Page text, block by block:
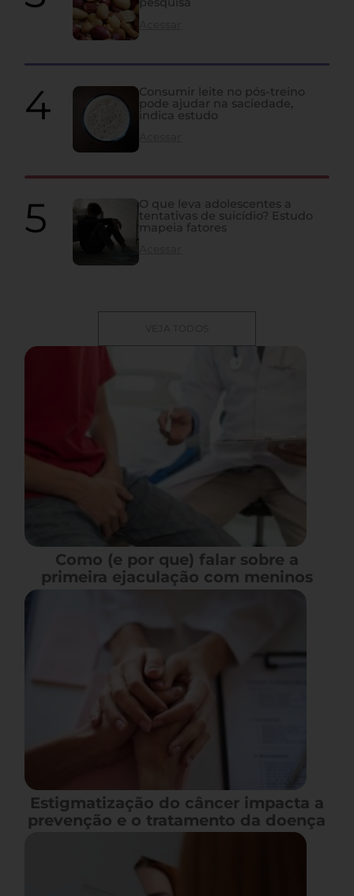
Consumir leite no pós-treino
pode ajudar na saciedade,
indica estudo
O que leva adolescentes a
tentativas de suicídio? Estudo
mapeia fatores
VEJA TODOS
Como (e por que) falar sobre a
primeira ejaculação com meninos
Estigmatização do câncer impacta a
prevenção e o tratamento da doença